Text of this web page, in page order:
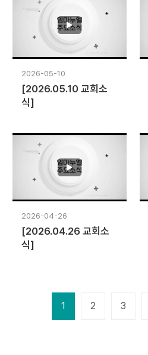
2026-05-10
[2026.05.10 교회소
식]
2026-04-26
[2026.04.26 교회소
식]
1 2 3